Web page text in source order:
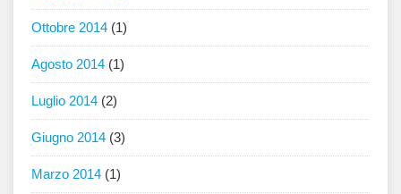
Ottobre 2014 (1)
Agosto 2014 (1)
Luglio 2014 (2)
Giugno 2014 (3)
Marzo 2014 (1)